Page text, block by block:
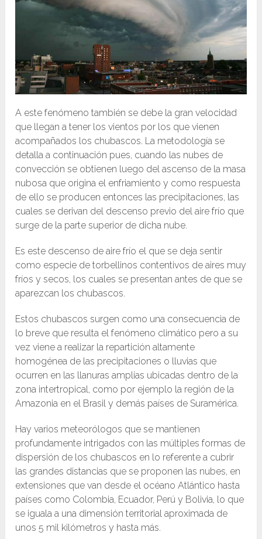
A este fenómeno también se debe la gran velocidad
que llegan a tener los vientos por los que vienen
acompañados los chubascos. La metodología se
detalla a continuación pues, cuando las nubes de
convección se obtienen luego del ascenso de la masa
nubosa que origina el enfriamiento y como respuesta
de ello se producen entonces las precipitaciones, las
cuales se derivan del descenso previo del aire frío que
surge de la parte superior de dicha nube.
Es este descenso de aire frío el que se deja sentir
como especie de torbellinos contentivos de aires muy
fríos y secos, los cuales se presentan antes de que se
aparezcan los chubascos.
Estos chubascos surgen como una consecuencia de
lo breve que resulta el fenómeno climático pero a su
vez viene a realizar la repartición altamente
homogénea de las precipitaciones o lluvias que
ocurren en las llanuras amplias ubicadas dentro de la
zona intertropical, como por ejemplo la región de la
Amazonia en el Brasil y demás países de Suramérica.
Hay varios meteorólogos que se mantienen
profundamente intrigados con las múltiples formas de
dispersión de los chubascos en lo referente a cubrir
las grandes distancias que se proponen las nubes, en
extensiones que van desde el océano Atlántico hasta
países como Colombia, Ecuador, Perú y Bolivia, lo que
se iguala a una dimensión territorial aproximada de
unos 5 mil kilómetros y hasta más.